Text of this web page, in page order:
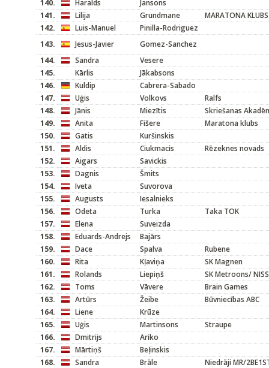
140. Haralds
Jansons
141.
Lilija Grundmane
MARATONA KLUBS
142.
Luis-Manuel
Pinilla-Rodriguez
143.
Jesus-Javier
Gomez-Sanchez
144.
Sandra
Vesere
145.
Kārlis
Jākabsons
146.
Kuldip
Cabrera-Sabado
147.
Uģis Volkovs
Ralfs
148.
Jānis Miezītis
Skriešanas
149.
Anita Fišere
Maratona klubs
150.
Gatis
Kuršinskis
151.
Aldis Ciukmacis
Rēzeknes novads
152.
Aigars
Savickis
153.
Dagnis
Šmits
154.
Iveta
Suvorova
155.
Augusts
Iesalnieks
156.
Odeta Turka
Taka TOK
157.
Elena
Suveizda
158.
Eduards-Andrejs
Bajārs
159.
Dace Spalva
Rubene
160.
Rita Kļaviņa
SK Magnen
161.
Rolands Liepiņš
SK Metroons/
162.
Toms Vāvere
Brain Games
163.
Artūrs Žeibe
Būvniecības ABC
164.
Liene
Krūze
165.
Uģis Martinsons
Straupe
166.
Dmitrijs
Ariko
167.
Mārtiņš
Beļinskis
168.
Sandra Brāle
Niedrāji MR/